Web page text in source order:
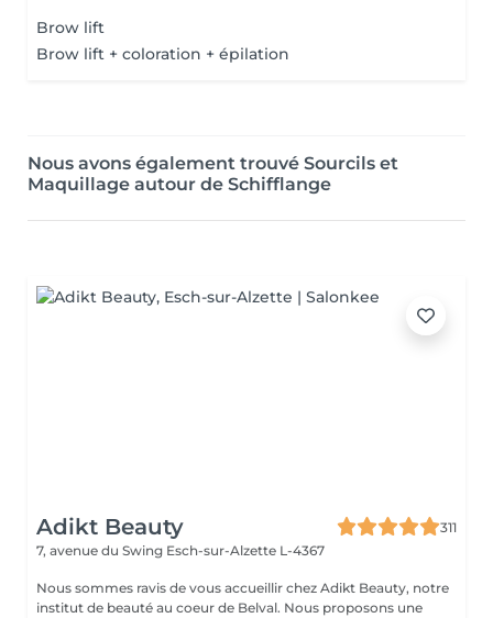
Brow lift
Brow lift + coloration + épilation
Nous avons également trouvé Sourcils et
Maquillage autour de Schifflange
Adikt Beauty
311
7, avenue du Swing Esch-sur-Alzette L-4367
Nous sommes ravis de vous accueillir chez Adikt Beauty, notre
institut de beauté au coeur de Belval. Nous proposons une